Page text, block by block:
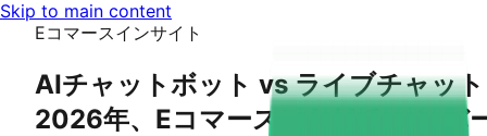
Skip to main content
Eコマースインサイト
AIチャットボット vs ライブチャッ
2026年、Eコマースにおけるコンバ